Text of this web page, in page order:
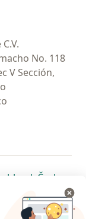
de inicio
No. 118
V Sección,
pestaña
nueva pestaña
en una nueva
se abre en
Česko
pestaña
nueva pestaña
en una nueva
se abre en
se
en una nueva